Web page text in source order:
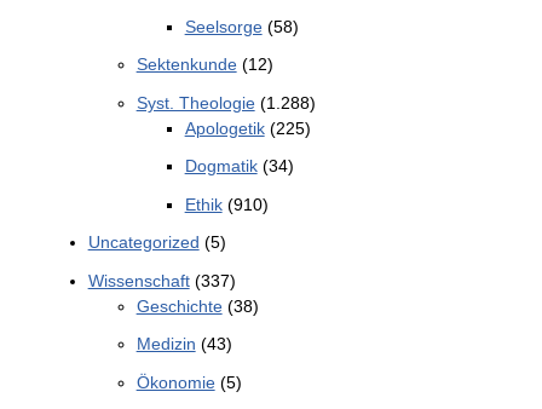
Seelsorge(58)
Sektenkunde(12)
Syst. Theologie(1.288)
Apologetik(225)
Dogmatik(34)
Ethik(910)
Uncategorized (5)
Wissenschaft(337)
Geschichte(38)
Medizin (43)
Ökonomie(5)